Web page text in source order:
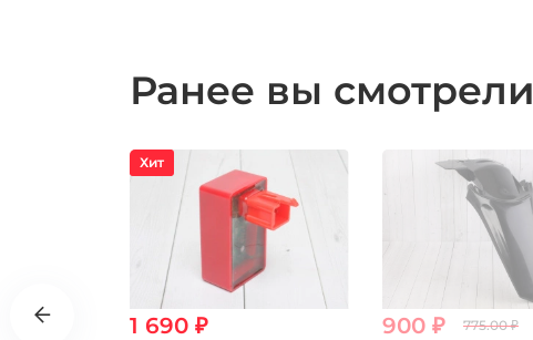
Ранее вы смотрели
Хит
1 690 ₽ 900 ₽ 775.00 ₽